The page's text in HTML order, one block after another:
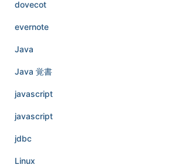
dovecot
evernote
Java
Java 覚書
javascript
javascript
jdbc
Linux